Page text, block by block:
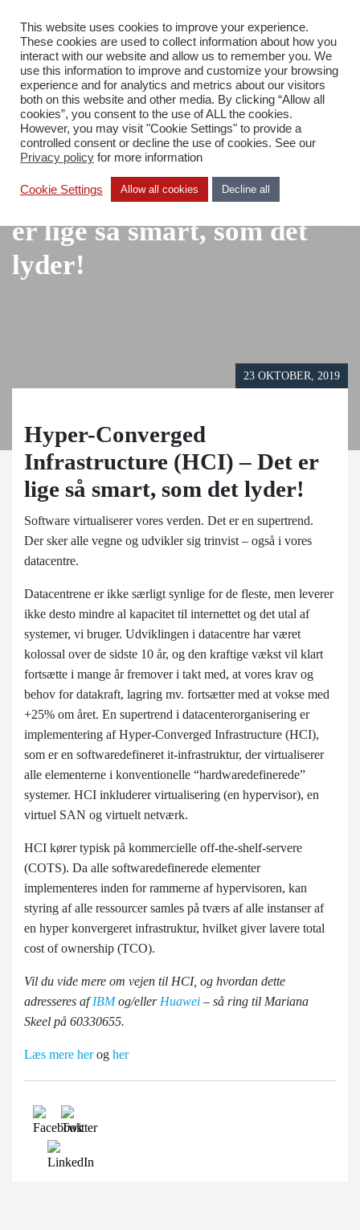
DA
Blog
Hyper-Converged
Infrastructure (HCI) – Det
er lige så smart, som det
lyder!
23 OKTOBER, 2019
Hyper-Converged
Infrastructure (HCI) – Det er
lige så smart, som det lyder!
Software virtualiserer vores verden. Det er en supertrend.
Der sker alle vegne og udvikler sig trinvist – også i vores
datacentre.
Datacentrene er ikke særligt synlige for de fleste, men leverer
ikke desto mindre al kapacitet til internettet og det utal af
systemer, vi bruger. Udviklingen i datacentre har været
kolossal over de sidste 10 år, og den kraftige vækst vil klart
fortsætte i mange år fremover i takt med, at vores krav og
behov for datakraft, lagring mv. fortsætter med at vokse med
+25% om året. En supertrend i datacenterorganisering er
implementering af Hyper-Converged Infrastructure (HCI),
som er en softwaredefineret it-infrastruktur, der virtualiserer
alle elementerne i konventionelle “hardwaredefinerede”
systemer. HCI inkluderer virtualisering (en hypervisor), en
virtuel SAN og virtuelt netværk.
HCI kører typisk på kommercielle off-the-shelf-servere
(COTS). Da alle softwaredefinerede elementer
implementeres inden for rammerne af hypervisoren, kan
styring af alle ressourcer samles på tværs af alle instanser af
en hyper konvergeret infrastruktur, hvilket giver lavere total
cost of ownership (TCO).
Vil du vide mere om vejen til HCI, og hvordan dette
adresseres afIBMog/eller Huawei – så ring til Mariana
Skeel på 60330655.
Læs mere herog her
This website uses cookies to improve your experience.
These cookies are used to collect information about how you
interact with our website and allow us to remember you. We
use this information to improve and customize your browsing
experience and for analytics and metrics about our visitors
both on this website and other media. By clicking “Allow all
cookies”, you consent to the use of ALL the cookies.
However, you may visit "Cookie Settings" to provide a
controlled consent or decline the use of cookies. See our
Privacy policy for more information
Cookie Settings Allow all cookies Decline all